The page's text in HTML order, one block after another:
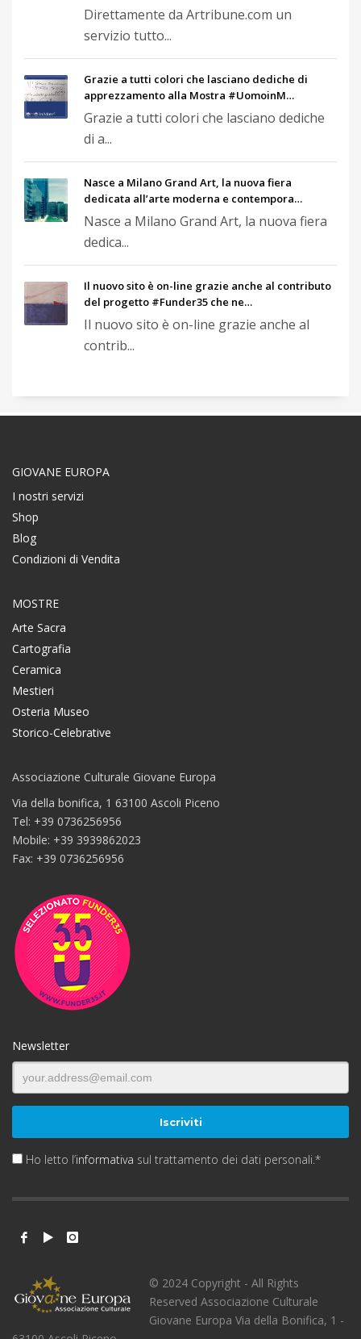
Direttamente da Artribune.com un
servizio tutto...
Grazie a tutti colori che lasciano dediche di
apprezzamento alla Mostra #UomoinM…
Grazie a tutti colori che lasciano dediche
di a...
Nasce a Milano Grand Art, la nuova fiera
dedicata all’arte moderna e contempora…
Nasce a Milano Grand Art, la nuova fiera
dedica...
Il nuovo sito è on-line grazie anche al contributo
del progetto #Funder35 che ne…
Il nuovo sito è on-line grazie anche al
contrib...
GIOVANE EUROPA
I nostri servizi
Shop
Blog
Condizioni di Vendita
MOSTRE
Arte Sacra
Cartografia
Ceramica
Mestieri
Osteria Museo
Storico-Celebrative
Associazione Culturale Giovane Europa
Via della bonifica, 1 63100 Ascoli Piceno
Tel: +39 0736256956
Mobile: +39 3939862023
Fax: +39 0736256956
Newsletter
Ho letto l’informativa sul trattamento dei dati personali.*
© 2024 Copyright - All Rights
Reserved Associazione Culturale
Giovane Europa Via della Bonifica, 1 -